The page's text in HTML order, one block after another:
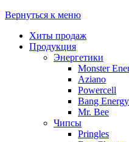
Вернуться к меню
Хиты продаж
Продукция
Энергетики
Monster
Aziano
Powercell
Bang Energy
Mr. Bee
Чипсы
Pringles